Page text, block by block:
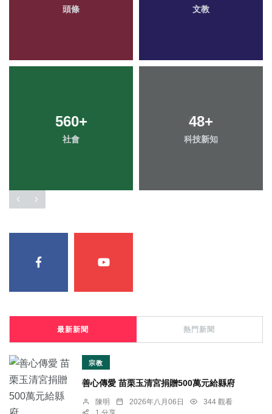
頭條 文教
560+
社會
48+
科技新知
最新新聞 熱門新聞
宗教
善心傳愛 苗栗玉清宮捐贈500萬元給縣府
陳明 2026年八月06日
344 觀看